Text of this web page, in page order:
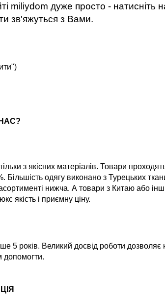
miliydom дуже просто - натисніть
зв'яжуться з Вами.
з якісних матеріалів. Товари
Більшість одягу виконано з Турецьких
нижча. А товари з Китаю або
якість і приємну ціну.
5 років. Великий досвід роботи
допомогти.